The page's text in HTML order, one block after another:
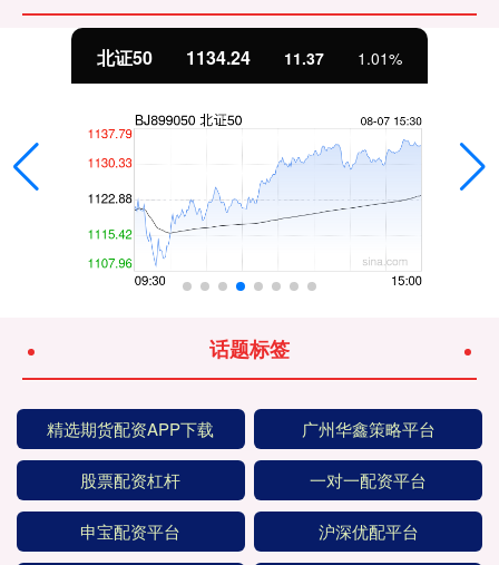
北证50 1134.24 11.37 1.01%
话题标签
精选期货配资APP下载 广州华鑫策略平台
股票配资杠杆 一对一配资平台
申宝配资平台 沪深优配平台